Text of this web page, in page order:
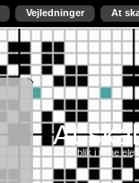
Vejledninger At
At
Et indblik i mine